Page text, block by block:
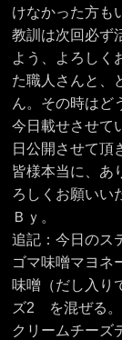
けなかった方も
教訓は次回必ず
よう、よろしく
た職人さんと、
ん。その時はど
今日載せさせて
日公開させて頂
皆様本当に、あ
ろしくお願いい
Ｂｙ。
追記：今日のス
ゴマ味噌マヨネ
味噌（だし入り
ズ2 を混ぜる。
クリームチーズ